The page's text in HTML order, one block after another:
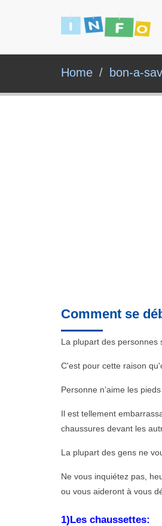
Home bon-a-
Comment se
La plupart des personnes
C'est pour cette raison
Personne n’aime les
Il est tellement
chaussures devant les
La plupart des gens ne
Ne vous inquiétez pas,
ou vous aideront à vous
1)Les chaussettes: